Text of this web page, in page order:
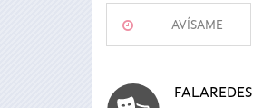
AVÍSAME
FALAREDES